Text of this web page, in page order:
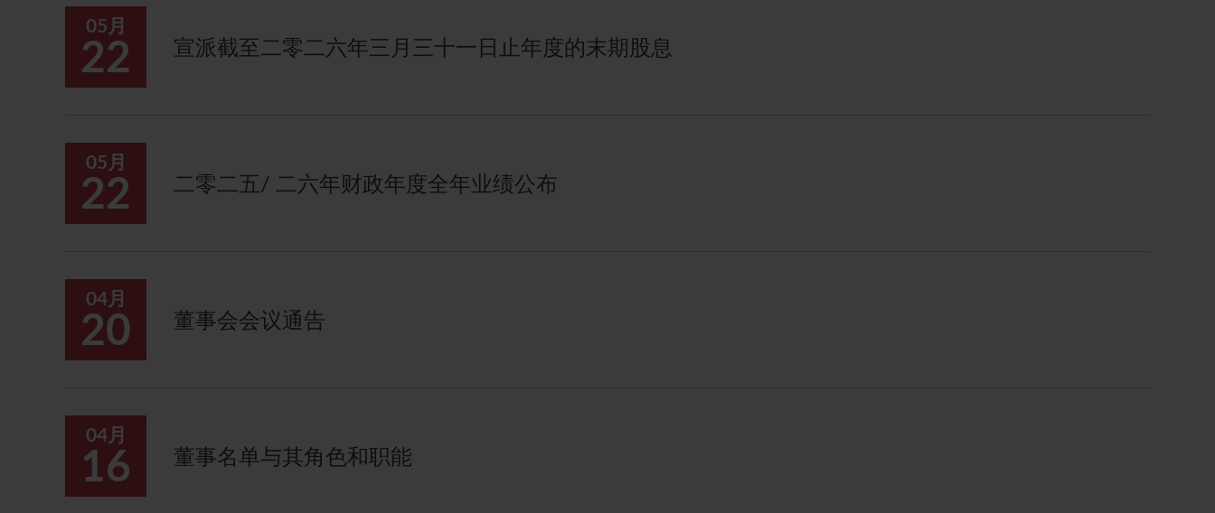
05月
22 宣派截至二零二六年三月三十一日止年度的末期股息
05月
22 二零二五/ 二六年财政年度全年业绩公布
04月
20 董事会会议通告
04月
16 董事名单与其角色和职能